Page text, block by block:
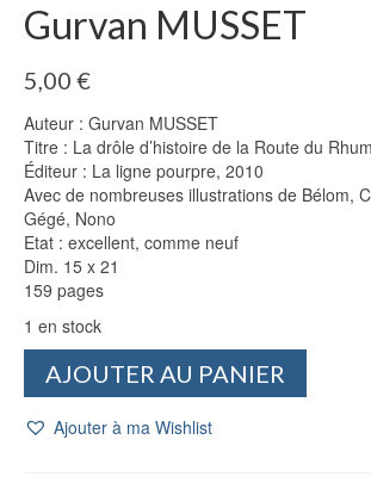
Gurvan MUSSET
5,00 €
Auteur : Gurvan MUSSET
Titre : La drôle d’histoire de la Route du Rhum
Éditeur : La ligne pourpre, 2010
Avec de nombreuses illustrations de Bélom,
Gégé, Nono
Etat : excellent, comme neuf
Dim. 15 x 21
159 pages
1 en stock
drôle
AJOUTER AU PANIER
Ajouter à ma Wishlist